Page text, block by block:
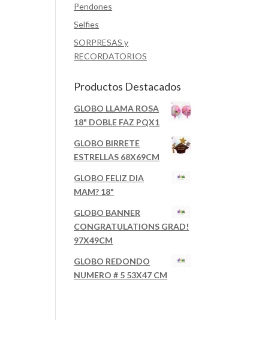
Pendones
Selfies
SORPRESAS y
RECORDATORIOS
Productos Destacados
GLOBO LLAMA ROSA
18" DOBLE FAZ PQX1
GLOBO BIRRETE
ESTRELLAS 68X69CM
GLOBO FELIZ DIA
MAM? 18"
GLOBO BANNER
CONGRATULATIONS GRAD!
97X49CM
GLOBO REDONDO
NUMERO # 5 53X47 CM